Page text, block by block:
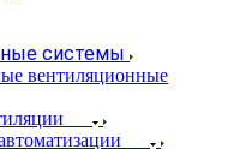
системы
вентиляционные